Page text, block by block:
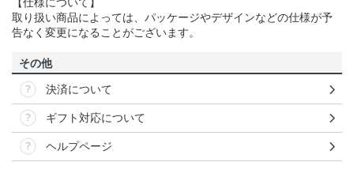
取り扱い商品によっては、パッケージやデザインなどの仕様が予
告なく変更になることがございます。
その他
決済について
ギフト対応について
ヘルプページ